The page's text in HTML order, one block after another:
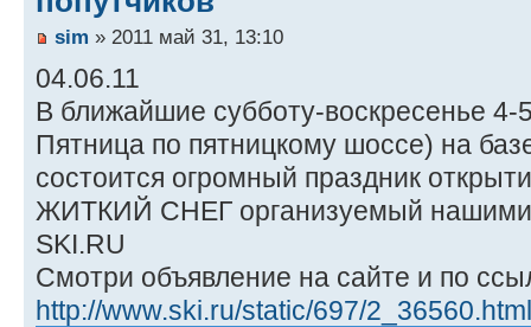
sim » 2011 май 31, 13:10
04.06.11
В ближайшие субботу-воскресенье
Пятница по пятницкому шоссе) на
состоится огромный праздник
ЖИТКИЙ СНЕГ организуемый нашими
SKI.RU
Смотри объявление на сайте и по
http://www.ski.ru/static/697/2_36560.html